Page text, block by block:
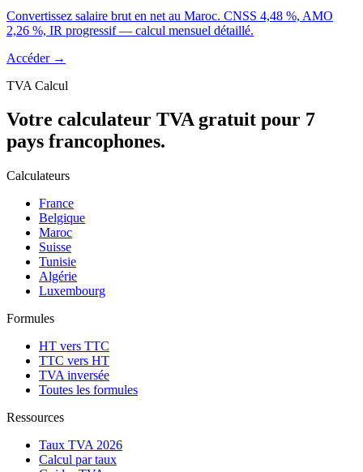
Convertissez salaire brut en net au Maroc. CNSS 4,48 %, AMO
2,26 %, IR progressif — calcul mensuel détaillé.
Accéder →
TVA Calcul
Votre calculateur TVA gratuit pour 7
pays francophones.
Calculateurs
France
Belgique
Maroc
Suisse
Tunisie
Algérie
Luxembourg
Formules
HT vers TTC
TTC vers HT
TVA inversée
Toutes les formules
Ressources
Taux TVA 2026
Calcul par taux